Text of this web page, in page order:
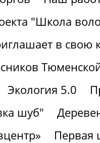
"Школа
в свою
Экология 5.0
шуб"
Первая